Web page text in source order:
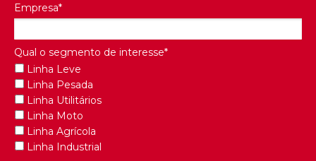
Empresa*
Qual o segmento de interesse*
Linha Leve
Linha Pesada
Linha Utilitários
Linha Moto
Linha Agrícola
Linha Industrial